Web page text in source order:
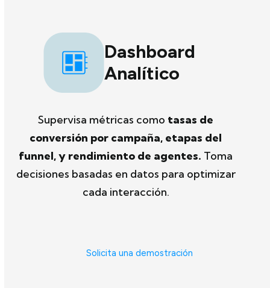
Dashboard
Analítico
Supervisa métricas como tasas de
conversión por campaña, etapas del
funnel, y rendimiento de agentes. Toma
decisiones basadas en datos para optimizar
cada interacción.
Solicita una demostración